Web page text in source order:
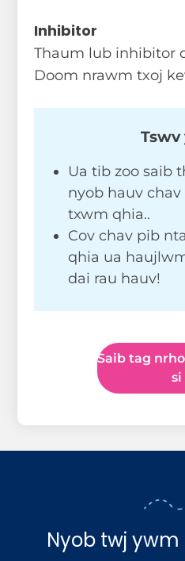
Inhibitor
Thaum lub inhibitor
Doom nrawm txoj
Tswv
Ua tib zoo saib
nyob hauv
txwm qhia..
Cov chav pib
qhia ua
dai rau hauv!
Saib tag
si
Nyob twj